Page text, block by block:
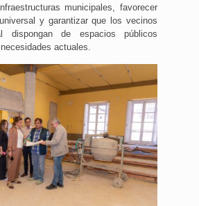
municipales, favorecer
y garantizar que los vecinos
dispongan de espacios públicos
actuales.